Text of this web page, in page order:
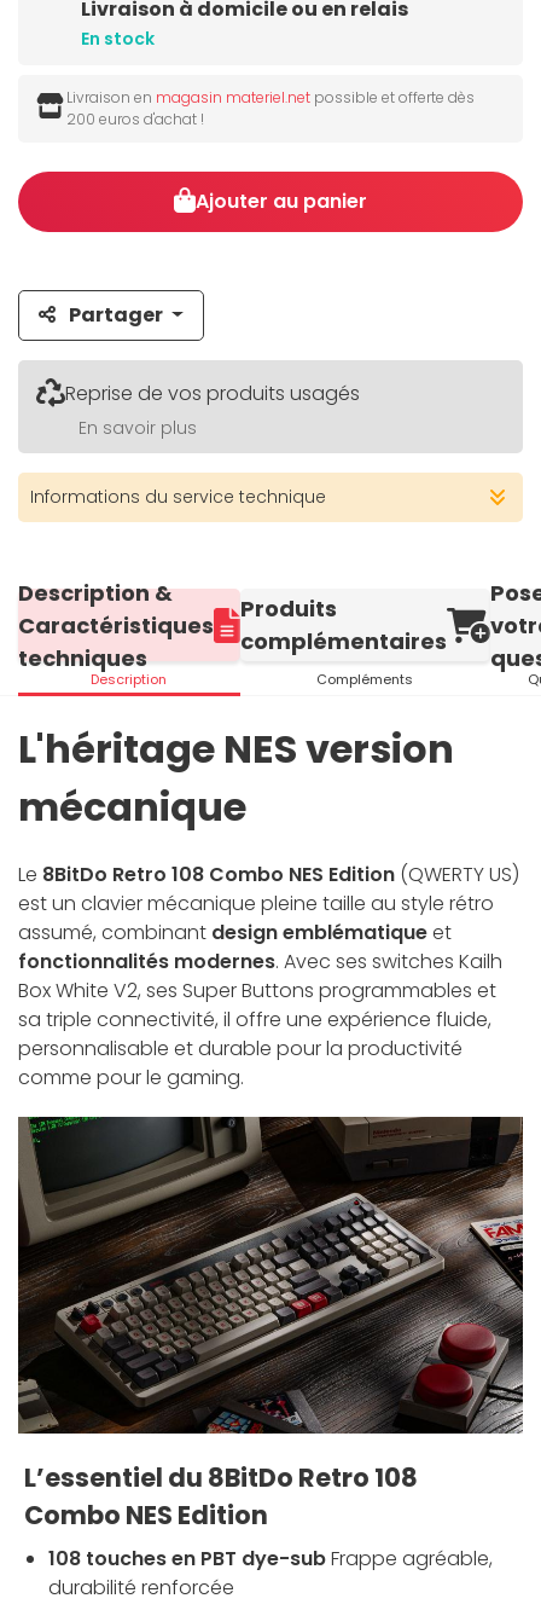
Livraison à domicile ou en relais
En stock
Livraison en magasin materiel.net possible et offerte dès
200 euros d'achat !
Ajouter au panier
Partager
Reprise de vos produits usagés
En savoir plus
Informations du service technique
Description &
Caractéristiques
techniques
Description
Produits
complémentaires
Compléments
L'héritage NES version
mécanique
Le 8BitDo Retro 108 Combo NES Edition (QWERTY US)
est un clavier mécanique pleine taille au style rétro
assumé, combinant design emblématiqueet
fonctionnalités modernes. Avec ses switches Kailh
Box White V2, ses Super Buttons programmables et
sa triple connectivité, il offre une expérience fluide,
personnalisable et durable pour la productivité
comme pour le gaming.
L’essentiel du 8BitDo Retro 108
Combo NES Edition
108 touches en PBT dye-subFrappe agréable,
durabilité renforcée